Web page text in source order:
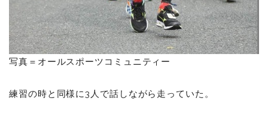
写真＝オールスポーツコミュニティー
練習の時と同様に3人で話しながら走っていた。